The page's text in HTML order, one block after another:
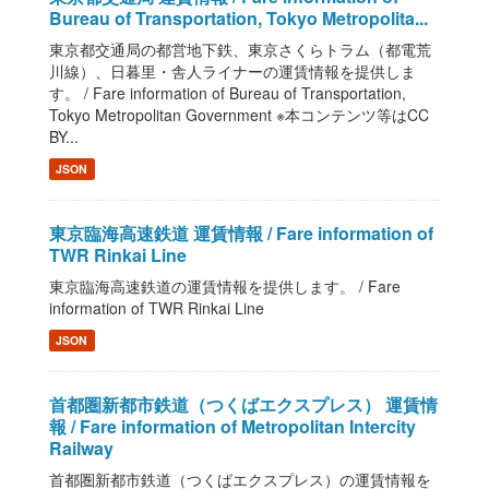
Bureau of Transportation, Tokyo Metropolita...
東京都交通局の都営地下鉄、東京さくらトラム（都電荒
川線）、日暮里・舎人ライナーの運賃情報を提供しま
す。 / Fare information of Bureau of Transportation,
Tokyo Metropolitan Government ※本コンテンツ等はCC
BY...
JSON
東京臨海高速鉄道 運賃情報 / Fare information of
TWR Rinkai Line
東京臨海高速鉄道の運賃情報を提供します。 / Fare
information of TWR Rinkai Line
JSON
首都圏新都市鉄道（つくばエクスプレス） 運賃情
報 / Fare information of Metropolitan Intercity
Railway
首都圏新都市鉄道（つくばエクスプレス）の運賃情報を